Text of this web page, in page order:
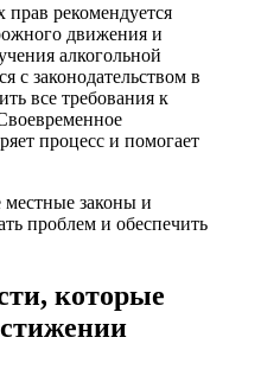
прав рекомендуется
движения и
алкогольной
с законодательством в
все требования к
процесс и помогает
местные законы и
проблем и обеспечить
которые